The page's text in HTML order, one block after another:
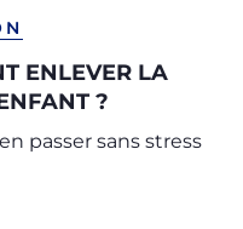
ENLEVER LA
?
passer sans stress